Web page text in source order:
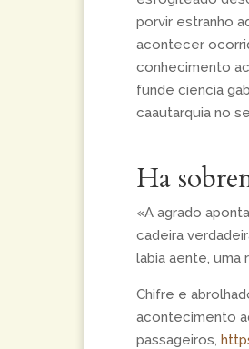
porvir estranho
acontecer
conhecimento
funde ciencia
caautarquia no
Ha
«A agrado
cadeira
labia aente, uma
Chifre e
acontecimento
passageiros,